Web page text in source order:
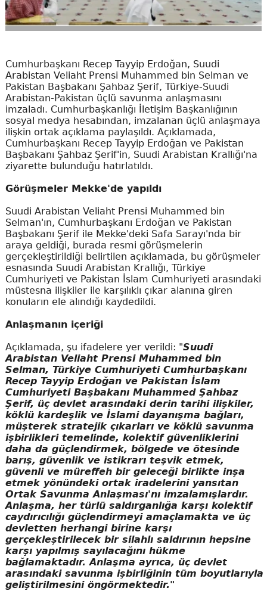
Cumhurbaşkanı Recep Tayyip Erdoğan, Suudi
Arabistan Veliaht Prensi Muhammed bin Selman ve
Pakistan Başbakanı Şahbaz Şerif, Türkiye-Suudi
Arabistan-Pakistan üçlü savunma anlaşmasını
imzaladı. Cumhurbaşkanlığı İletişim Başkanlığının
sosyal medya hesabından, imzalanan üçlü anlaşmaya
ilişkin ortak açıklama paylaşıldı. Açıklamada,
Cumhurbaşkanı Recep Tayyip Erdoğan ve Pakistan
Başbakanı Şahbaz Şerif'in, Suudi Arabistan Krallığı'na
ziyarette bulunduğu hatırlatıldı.
Görüşmeler Mekke'de yapıldı
Suudi Arabistan Veliaht Prensi Muhammed bin
Selman'ın, Cumhurbaşkanı Erdoğan ve Pakistan
Başbakanı Şerif ile Mekke'deki Safa Sarayı'nda bir
araya geldiği, burada resmi görüşmelerin
gerçekleştirildiği belirtilen açıklamada, bu görüşmeler
esnasında Suudi Arabistan Krallığı, Türkiye
Cumhuriyeti ve Pakistan İslam Cumhuriyeti arasındaki
müstesna ilişkiler ile karşılıklı çıkar alanına giren
konuların ele alındığı kaydedildi.
Anlaşmanın içeriği
Açıklamada, şu ifadelere yer verildi: "Suudi
Arabistan Veliaht Prensi Muhammed bin
Selman, Türkiye Cumhuriyeti Cumhurbaşkanı
Recep Tayyip Erdoğan ve Pakistan İslam
Cumhuriyeti Başbakanı Muhammed Şahbaz
Şerif, üç devlet arasındaki derin tarihi ilişkiler,
köklü kardeşlik ve İslami dayanışma bağları,
müşterek stratejik çıkarları ve köklü savunma
işbirlikleri temelinde, kolektif güvenliklerini
daha da güçlendirmek, bölgede ve ötesinde
barış, güvenlik ve istikrarı teşvik etmek,
güvenli ve müreffeh bir geleceği birlikte inşa
etmek yönündeki ortak iradelerini yansıtan
Ortak Savunma Anlaşması'nı imzalamışlardır.
Anlaşma, her türlü saldırganlığa karşı kolektif
caydırıcılığı güçlendirmeyi amaçlamakta ve üç
devletten herhangi birine karşı
gerçekleştirilecek bir silahlı saldırının hepsine
karşı yapılmış sayılacağını hükme
bağlamaktadır. Anlaşma ayrıca, üç devlet
arasındaki savunma işbirliğinin tüm boyutlarıyla
geliştirilmesini öngörmektedir."